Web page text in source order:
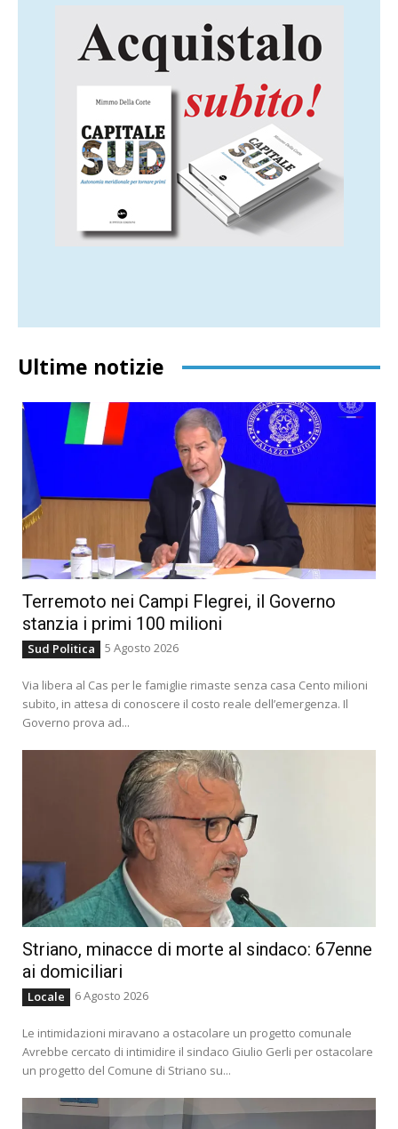
Ultime notizie
Terremoto nei Campi Flegrei, il Governo
stanzia i primi 100 milioni
Sud Politica 5 Agosto 2026
Via libera al Cas per le famiglie rimaste senza casa Cento milioni
subito, in attesa di conoscere il costo reale dell’emergenza. Il
Governo prova ad...
Striano, minacce di morte al sindaco: 67enne
ai domiciliari
Locale 6 Agosto 2026
Le intimidazioni miravano a ostacolare un progetto comunale
Avrebbe cercato di intimidire il sindaco Giulio Gerli per ostacolare
un progetto del Comune di Striano su...